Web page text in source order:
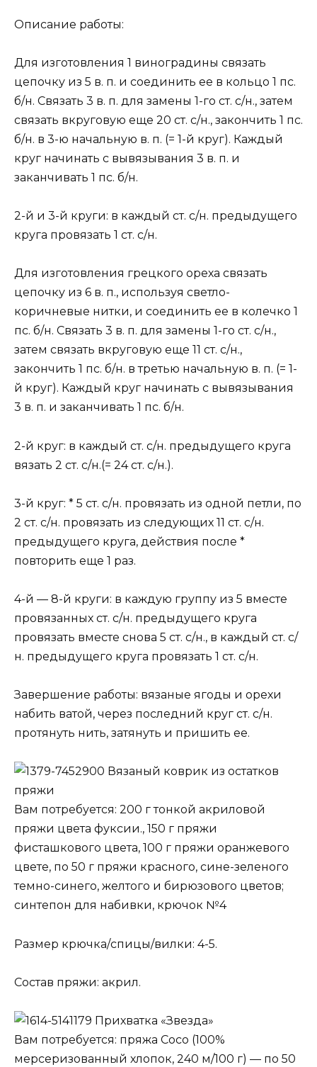
Описание работы:
Для изготовления 1 виноградины связать
цепочку из 5 в. п. и соединить ее в кольцо 1 пс.
б/н. Связать 3 в. п. для замены 1-го ст. с/н., затем
связать вкруговую еще 20 ст. с/н., закончить 1 пс.
б/н. в 3-ю начальную в. п. (= 1-й круг). Каждый
круг начинать с вывязывания 3 в. п. и
заканчивать 1 пс. б/н.
2-й и 3-й круги: в каждый ст. с/н. предыдущего
круга провязать 1 ст. с/н.
Для изготовления грецкого ореха связать
цепочку из 6 в. п., используя светло-
коричневые нитки, и соединить ее в колечко 1
пс. б/н. Связать 3 в. п. для замены 1-го ст. с/н.,
затем связать вкруговую еще 11 ст. с/н.,
закончить 1 пс. б/н. в третью начальную в. п. (= 1-
й круг). Каждый круг начинать с вывязывания
3 в. п. и заканчивать 1 пс. б/н.
2-й круг: в каждый ст. с/н. предыдущего круга
вязать 2 ст. с/н.(= 24 ст. с/н.).
3-й круг: * 5 ст. с/н. провязать из одной петли, по
2 ст. с/н. провязать из следующих 11 ст. с/н.
предыдущего круга, действия после *
повторить еще 1 раз.
4-й — 8-й круги: в каждую группу из 5 вместе
провязанных ст. с/н. предыдущего круга
провязать вместе снова 5 ст. с/н., в каждый ст. с/
н. предыдущего круга провязать 1 ст. с/н.
Завершение работы: вязаные ягоды и орехи
набить ватой, через последний круг ст. с/н.
протянуть нить, затянуть и пришить ее.
Вязаный коврик из остатков
пряжи
Вам потребуется: 200 г тонкой акриловой
пряжи цвета фуксии., 150 г пряжи
фисташкового цвета, 100 г пряжи оранжевого
цвете, по 50 г пряжи красного, сине-зеленого
темно-синего, желтого и бирюзового цветов;
синтепон для набивки, крючок №4
Размер крючка/спицы/вилки: 4-5.
Состав пряжи: акрил.
Прихватка «Звезда»
Вам потребуется: пряжа Coco (100%
мерсеризованный хлопок, 240 м/100 г) — по 50